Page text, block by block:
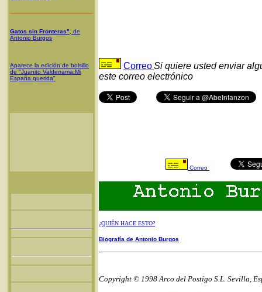
Gatos sin Fronteras" , de
Antonio Burgos
Aparece la edición de bolsillo
de "Juanito Valderrama:Mi
España querida"
CorreoSi quiere usted enviar
este correo electrónico
Correo
¿QUIÉN HACE ESTO?
Biografía de Antonio Burgos
Copyright © 1998 Arco del Postigo S.L. Sevilla,